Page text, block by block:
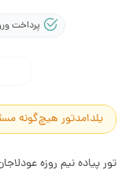
پرداخت
یلدامدتور هیچ‌گونه
تور پیاده نیم روزه